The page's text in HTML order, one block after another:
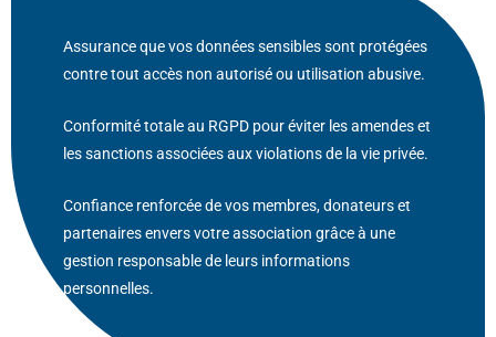
Assurance que vos données sensibles sont protégées
contre tout accès non autorisé ou utilisation abusive.
Conformité totale au RGPD pour éviter les amendes et
les sanctions associées aux violations de la vie privée.
Confiance renforcée de vos membres, donateurs et
partenaires envers votre association grâce à une
gestion responsable de leurs informations
personnelles.